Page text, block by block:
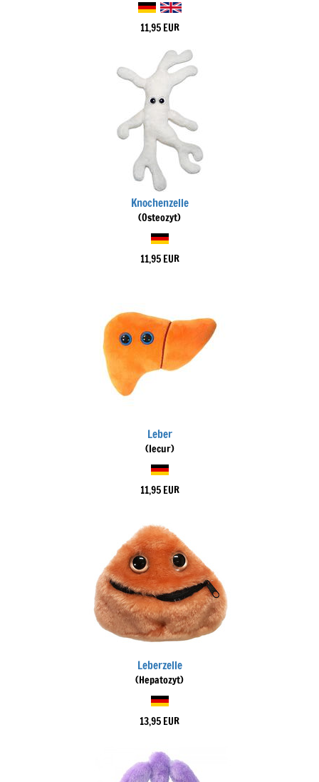
11,95 EUR
Knochenzelle
(Osteozyt)
11,95 EUR
Leber
(Iecur)
11,95 EUR
Leberzelle
(Hepatozyt)
13,95 EUR